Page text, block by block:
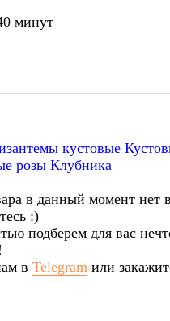
минут
кустовые
розы Клубника
в данный момент нет
:)
подберем для вас
в Telegram или